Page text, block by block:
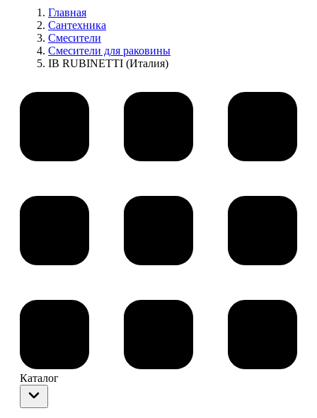
Главная
Сантехника
Смесители
Смесители для раковины
IB RUBINETTI (Италия)
Каталог